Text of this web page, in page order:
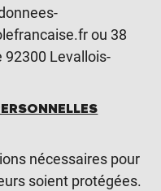
ou 38
92300 Levallois-
nécessaires pour
soient protégées.